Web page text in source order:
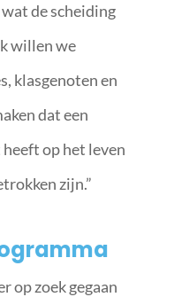
de scheiding
willen we
klasgenoten en
dat een
op het leven
zijn.”
op zoek gegaan